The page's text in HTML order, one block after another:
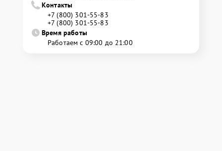
Контакты
+7 (800) 301-55-83
+7 (800) 301-55-83
Время работы
Работаем с 09:00 до 21:00